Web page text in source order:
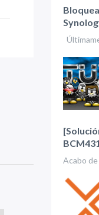
Acabo